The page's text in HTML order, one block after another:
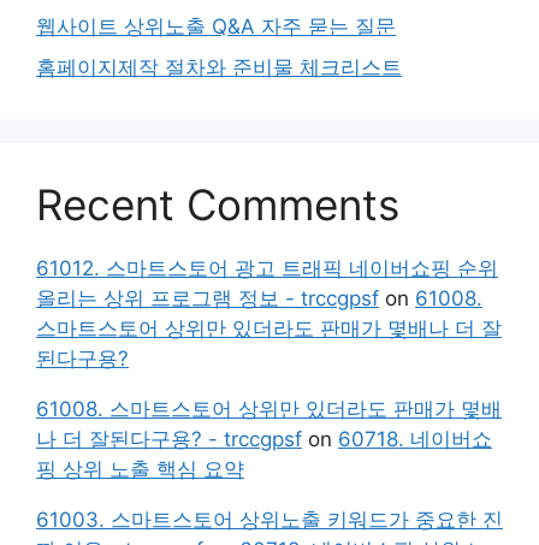
웹사이트 상위노출 Q&A 자주 묻는 질문
홈페이지제작 절차와 준비물 체크리스트
Recent Comments
61012. 스마트스토어 광고 트래픽 네이버쇼핑 순위
올리는 상위 프로그램 정보 - trccgpsf on 61008.
스마트스토어 상위만 있더라도 판매가 몇배나 더 잘
된다구용?
61008. 스마트스토어 상위만 있더라도 판매가 몇배
나 더 잘된다구용? - trccgpsf on 60718. 네이버쇼
핑 상위 노출 핵심 요약
61003. 스마트스토어 상위노출 키워드가 중요한 진